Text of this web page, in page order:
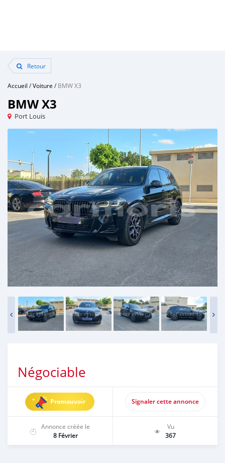
Retour
Accueil /Voiture /BMW X3
BMW X3
Port Louis
Négociable
Promouvoir Signaler cette annonce
Annonce créée le
8 Février
Vu
367